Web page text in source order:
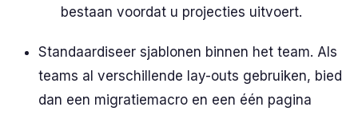
bestaan voordat u projecties uitvoert.
Standaardiseer sjablonen binnen het team. Als
teams al verschillende lay-outs gebruiken, bied
dan een migratiemacro en een één pagina